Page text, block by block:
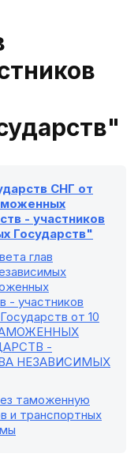
СНГ от
- участников
Государств"
глав
- участников
от 10
-
НЕЗАВИСИМЫХ
таможенную
и транспортных